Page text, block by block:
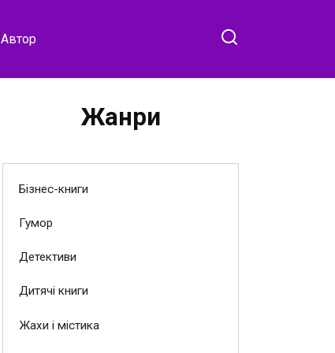
Автор
Жанри
Бізнес-книги
Гумор
Детективи
Дитячі книги
Жахи і містика